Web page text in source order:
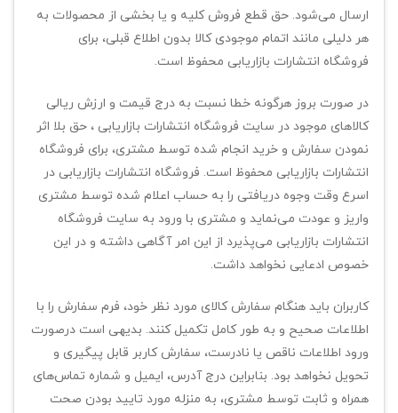
ارسال می‌‏شود. حق قطع فروش کلیه و یا بخشی از محصولات به
هر دلیلی مانند اتمام موجودی کالا بدون اطلاع قبلی، برای
فروشگاه انتشارات بازاریابی محفوظ است.
در صورت بروز هرگونه خطا نسبت به درج قیمت و ارزش ریالی
کالاهای موجود در سایت فروشگاه انتشارات بازاریابی ، حق بلا اثر
نمودن سفارش و خرید انجام شده توسط مشتری، برای فروشگاه
انتشارات بازاریابی محفوظ است. فروشگاه انتشارات بازاریابی در
اسرع وقت وجوه دریافتی را به حساب اعلام شده توسط مشتری
واریز و عودت می‌نماید و مشتری با ورود به سایت فروشگاه
انتشارات بازاریابی می‌پذیرد از این امر آگاهی داشته و در این
خصوص ادعایی نخواهد داشت.
کاربران باید هنگام سفارش کالای مورد نظر خود، فرم سفارش را با
اطلاعات صحیح و به طور کامل تکمیل کنند. بدیهی است درصورت
ورود اطلاعات ناقص یا نادرست، سفارش کاربر قابل پیگیری و
تحویل نخواهد بود. بنابراین درج آدرس، ایمیل و شماره تماس‌های
همراه و ثابت توسط مشتری، به منزله مورد تایید بودن صحت